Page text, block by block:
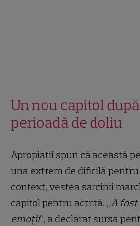
Un nou capitol
perioadă de doliu
Apropiații spun că această
una extrem de dificilă
context, vestea sarcinii
capitol pentru actriță. „A
emoții”, a declarat sursa